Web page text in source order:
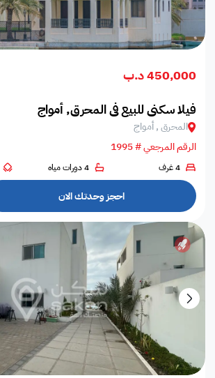
450,000 د.ب
فيلا سكني للبيع في المحرق, أمواج
المحرق , أمواج
الرقم المرجعي # 1995
4 غرف 4 دورات مياه
احجز وحدتك الان